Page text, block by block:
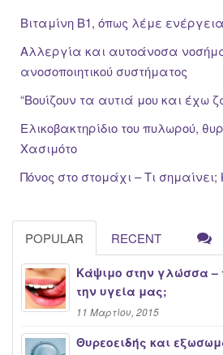
Βιταμίνη Β1, όπως λέμε
Αλλεργία και αυτοάνοσα
ανοσοποιητικού συστήματος
“Βουίζουν τα αυτιά μου και έχω
Ελικοβακτηρίδιο του πυλωρού,
Χασιμότο
Πόνος στο στομάχι – Τι σημαίνει;
POPULAR RECENT
Κάψιμο στην γλώσσα –
την υγεία μας;
11 Μαρτίου, 2015
Θυρεοειδής και